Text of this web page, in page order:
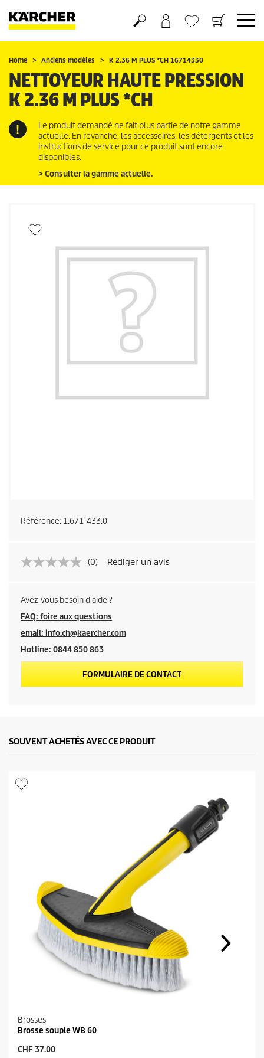
Panier
Liste d'envies
Home Anciens modèles K 2.36 M PLUS *CH 16714330
NETTOYEUR HAUTE PRESSION
K 2.36 M PLUS *CH
Le produit demandé ne fait plus partie de notre gamme
actuelle. En revanche, les accessoires, les détergents et les
instructions de service pour ce produit sont encore
disponibles.
> Consulter la gamme actuelle.
Référence: 1.671-433.0
(0) Rédiger un avis
Avez-vous besoin d'aide ?
FAQ: foire aux questions
email: info.ch@kaercher.com
Hotline: 0844 850 863
FORMULAIRE DE CONTACT
SOUVENT ACHETÉS AVEC CE PRODUIT
Brosses
Brosse souple WB 60
P
CHF 37.00